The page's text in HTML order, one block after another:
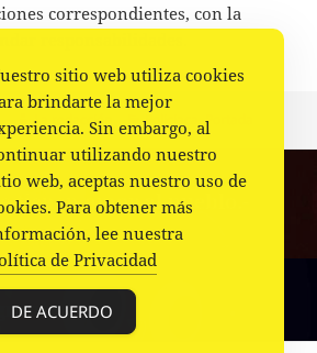
correspondientes, con la
responsabilidades.
Autor
La redacción Categorías
Policiaca ,Portada
tienen amor al pueblo.-
sitio web utiliza cookies
brindarte la mejor
Sin embargo, al
utilizando nuestro
web, aceptas nuestro uso de
Para obtener más
lee nuestra
de Privacidad
DE ACUERDO